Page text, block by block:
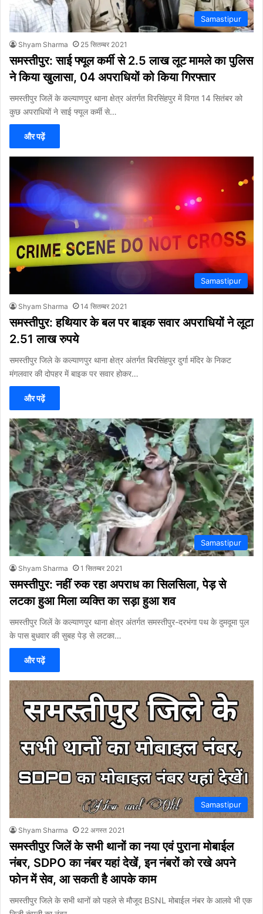
Samastipur
Shyam Sharma 25 सितम्बर 2021
समस्तीपुर: साई फ्यूल कर्मी से 2.5 लाख लूट मामले का पुलिस
ने किया खुलासा, 04 अपराधियों को किया गिरफ्तार
समस्तीपुर जिलें के कल्याणपुर थाना क्षेत्र अंतर्गत विरसिंहपुर में विगत 14 सितंबर को
कुछ अपराधियों ने साई फ्यूल कर्मी से…
और पढ़ें
Samastipur
Shyam Sharma 14 सितम्बर 2021
समस्तीपुर: हथियार के बल पर बाइक सवार अपराधियों ने लूटा
2.51 लाख रुपये
समस्तीपुर जिले के कल्याणपुर थाना क्षेत्र अंतर्गत बिरसिंहपुर दुर्गा मंदिर के निकट
मंगलवार की दोपहर में बाइक पर सवार होकर…
और पढ़ें
Samastipur
Shyam Sharma 1 सितम्बर 2021
समस्तीपुर: नहीं रुक रहा अपराध का सिलसिला, पेड़ से
लटका हुआ मिला व्यक्ति का सड़ा हुआ शव
समस्तीपुर जिलें के कल्याणपुर थाना क्षेत्र अंतर्गत समस्तीपुर-दरभंगा पथ के दुमदूमा पुल
के पास बुधवार की सुबह पेड़ से लटका…
और पढ़ें
Samastipur
Shyam Sharma 22 अगस्त 2021
समस्तीपुर जिलें के सभी थानों का नया एवं पुराना मोबाईल
नंबर, SDPO का नंबर यहां देखें, इन नंबरों को रखे अपने
फोन में सेव, आ सकती है आपके काम
समस्तीपुर जिले के सभी थानों को पहले से मौजूद BSNL मोबाईल नंबर के आलवे भी एक